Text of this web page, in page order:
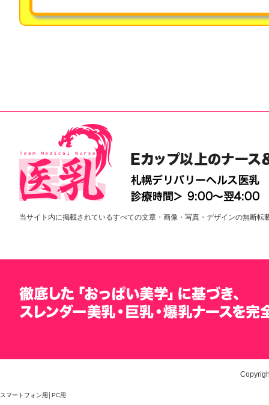
当サイト内に掲載されているすべての文章・画像・写真・デザインの無断
スマートフォン用 │PC用